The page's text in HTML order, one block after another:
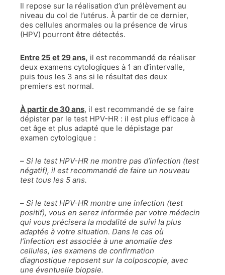
Il repose sur la réalisation d’un prélèvement au
niveau du col de l’utérus. À partir de ce dernier,
des cellules anormales ou la présence de virus
(HPV) pourront être détectés.
Entre 25 et 29 ans, il est recommandé de réaliser
deux examens cytologiques à 1 an d’intervalle,
puis tous les 3 ans si le résultat des deux
premiers est normal.
À partir de 30 ans, il est recommandé de se faire
dépister par le test HPV-HR : il est plus efficace à
cet âge et plus adapté que le dépistage par
examen cytologique :
– Si le test HPV-HR ne montre pas d’infection (test
négatif), il est recommandé de faire un nouveau
test tous les 5 ans.
– Si le test HPV-HR montre une infection (test
positif), vous en serez informée par votre médecin
qui vous précisera la modalité de suivi la plus
adaptée à votre situation. Dans le cas où
l’infection est associée à une anomalie des
cellules, les examens de confirmation
diagnostique reposent sur la colposcopie, avec
une éventuelle biopsie.